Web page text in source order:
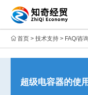
首页 >技术支持 > FAQ/咨询
超级电容器的使